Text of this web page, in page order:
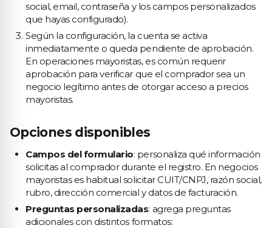
social, email, contraseña y los campos personalizados
que hayas configurado).
Según la configuración, la cuenta se activa
inmediatamente o queda pendiente de aprobación.
En operaciones mayoristas, es común requerir
aprobación para verificar que el comprador sea un
negocio legítimo antes de otorgar acceso a precios
mayoristas.
Opciones disponibles
Campos del formulario: personaliza qué información
solicitas al comprador durante el registro. En negocios
mayoristas es habitual solicitar CUIT/CNPJ, razón social,
rubro, dirección comercial y datos de facturación.
Preguntas personalizadas: agrega preguntas
adicionales con distintos formatos: